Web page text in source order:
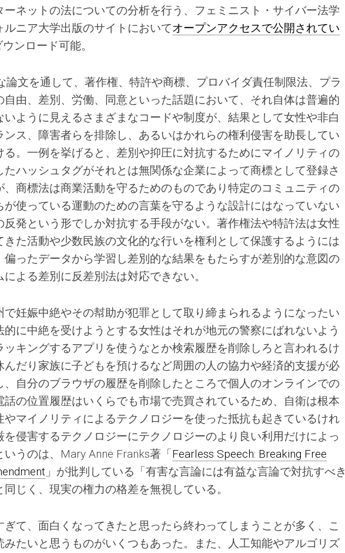
ーネットの法についての分析を行う、フェミニスト・サイバー法学
ニア大学出版のサイトにおいてオープンアクセスで公開されてい
ンロード可能。
論文を通して、著作権、特許や商標、プロバイダ責任制限法、プラ
自由、差別、労働、同意といった話題において、それ自体は普遍的
いように見えるさまざまなコードや制度が、結果として女性や非白
ンス、障害者らを排除し、あるいはかれらの権利侵害を助長してい
る。一例を挙げると、差別や抑圧に対抗するためにマイノリティの
たハッシュタグがそれとは無関係な企業によって商標として登録さ
、商標法は商業活動を守るためのものであり特定のコミュニティの
が使っている運動のための言葉を守るような設計にはなっていない
反発という形でしか対抗する手段がない。著作権法や特許法は女性
きた活動や少数民族の文化的な行いを権利として保護するようには
偏ったデータから学習し差別的な結果をもたらすが差別的な意図の
よる差別に反差別法は対応できない。
で妊娠中絶やその幇助が犯罪として取り締まられるようになったい
的に中絶を受けようとする女性はそれが地元の警察にばれないよう
ッキングするアプリを使うなとか検索履歴を削除しろと言われるけ
んだり家族に子どもを預けるなど周囲の人の協力や経済的支援が必
、自分のブラウザの履歴を削除したところで個人のオンラインでの
話の位置履歴はいくらでも市場で売買されているため、自衛は根本
やマイノリティによるテクノロジーを使った抵抗も起きているけれ
を侵害するテクノロジーにテクノロジーのより良い利用だけによっ
うのは、Mary Anne Franks著「Fearless Speech: Breaking Free
」が批判している「有害な言論には有益な言論で対抗すべき
じく、現実の権力の格差を無視している。
て、面白くなってきたと思ったら終わってしまうことが多く、こ
みたいと思うものがいくつもあった。また、人工知能やアルゴリズ